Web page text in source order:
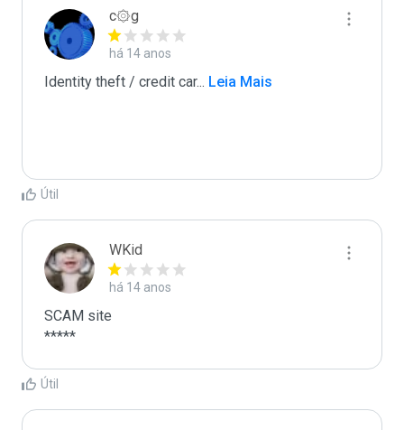
c۞g
há 14 anos
Identity theft / credit car... Leia Mais
Útil
WKid
há 14 anos
SCAM site
*****
Útil